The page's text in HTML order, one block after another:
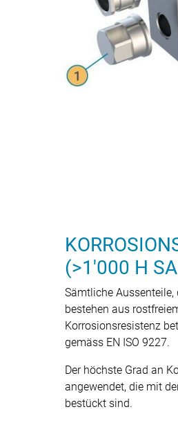
(>1'000 H
Sämtliche
bestehen aus
Korrosionsresistenz
gemäss EN ISO 9227.
Der höchste Grad an
angewendet, die mit
bestückt sind.